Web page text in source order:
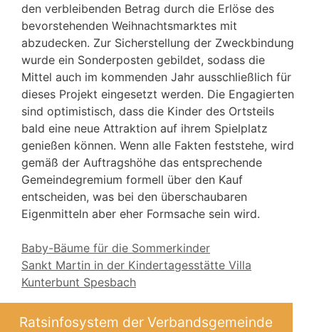
den verbleibenden Betrag durch die Erlöse des
bevorstehenden Weihnachtsmarktes mit
abzudecken. Zur Sicherstellung der Zweckbindung
wurde ein Sonderposten gebildet, sodass die
Mittel auch im kommenden Jahr ausschließlich für
dieses Projekt eingesetzt werden. Die Engagierten
sind optimistisch, dass die Kinder des Ortsteils
bald eine neue Attraktion auf ihrem Spielplatz
genießen können. Wenn alle Fakten feststehe, wird
gemäß der Auftragshöhe das entsprechende
Gemeindegremium formell über den Kauf
entscheiden, was bei den überschaubaren
Eigenmitteln aber eher Formsache sein wird.
Baby-Bäume für die Sommerkinder
Sankt Martin in der Kindertagesstätte Villa
Kunterbunt Spesbach
Ratsinfosystem der Verbandsgemeinde